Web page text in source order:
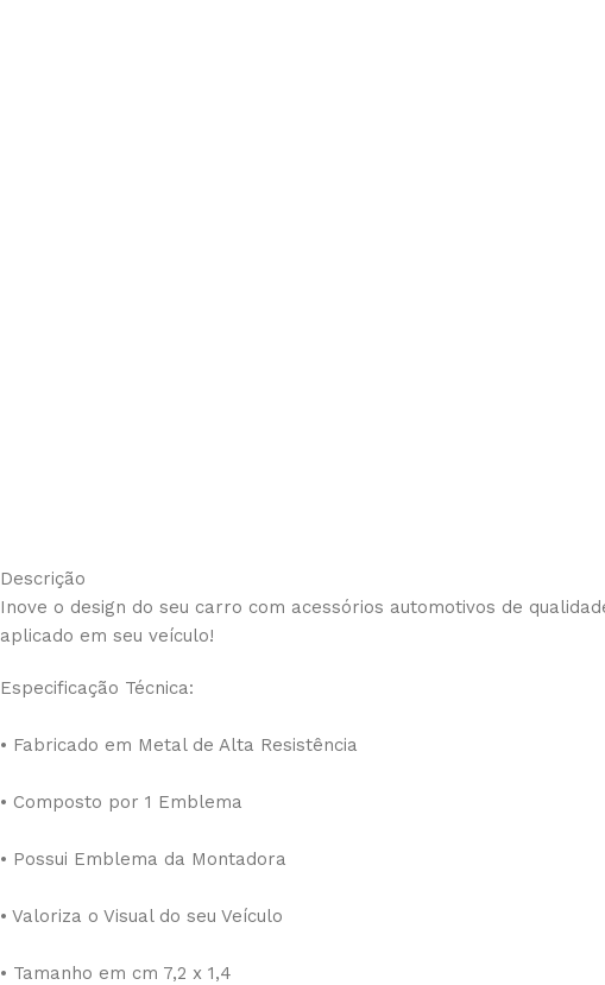
Descrição
Inove o design do seu carro com acessórios automotivos de
aplicado em seu veículo!
Especificação Técnica:
• Fabricado em Metal de Alta Resistência
• Composto por 1 Emblema
• Possui Emblema da Montadora
• Valoriza o Visual do seu Veículo
• Tamanho em cm 7,2 x 1,4